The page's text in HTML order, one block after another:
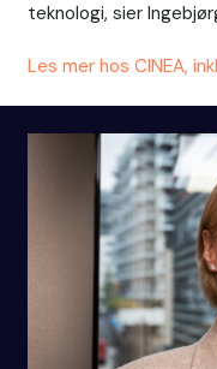
teknologi, sier
Les mer hos CINEA,